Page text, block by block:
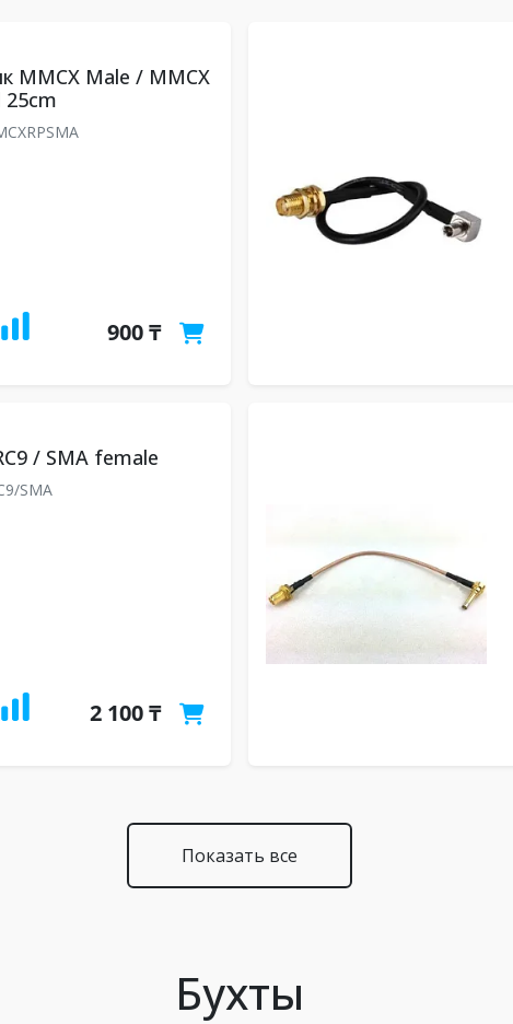
MMCX Male / MMCX
25cm
900 ₸
/ SMA female
SMA
2 100 ₸
Показать все
Бухты